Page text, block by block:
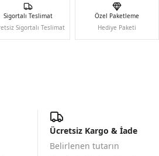
Sigortalı Teslimat
Sigortalı Teslimat
Özel Paketleme
Hediye Paketi
Ücretsiz Kargo & İade
Belirlenen tutarın